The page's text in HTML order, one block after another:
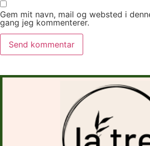
Gem mit navn, mail og websted i
gang jeg kommenterer.